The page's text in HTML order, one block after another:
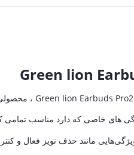
های خاصی که دارد مناسب